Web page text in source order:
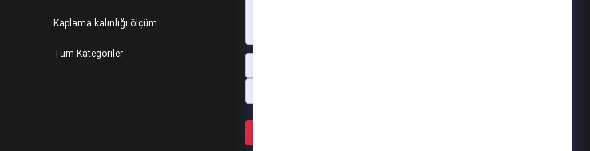
Kaplama kalınlığı ölçüm
Tüm Kategoriler